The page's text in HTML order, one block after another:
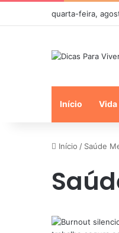
quarta-feira,
Início Vida
Início / Saúde